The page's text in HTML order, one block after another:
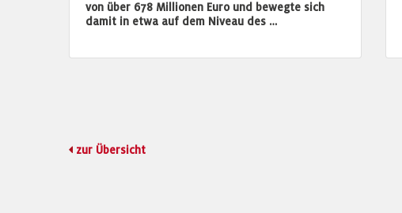
von über 678 Millionen Euro und bewegte sich
damit in etwa auf dem Niveau des …
zur Übersicht